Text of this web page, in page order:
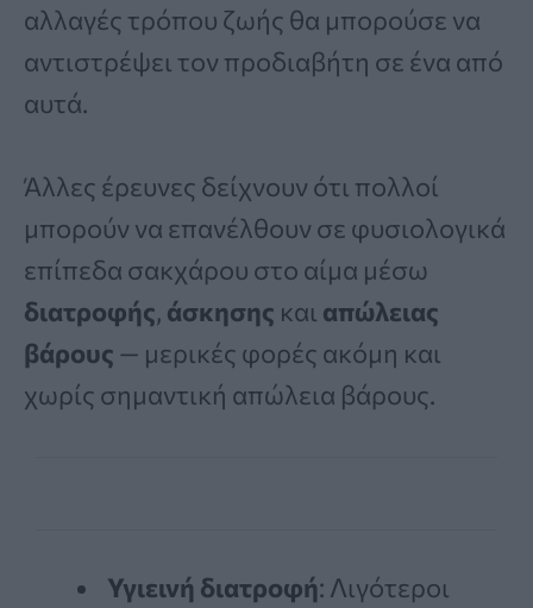
αλλαγές τρόπου ζωής θα μπορούσε να
αντιστρέψει τον προδιαβήτη σε ένα από
αυτά.
Άλλες έρευνες δείχνουν ότι πολλοί
μπορούν να επανέλθουν σε φυσιολογικά
επίπεδα σακχάρου στο αίμα μέσω
διατροφής, άσκησης και απώλειας
βάρους — μερικές φορές ακόμη και
χωρίς σημαντική απώλεια βάρους.
Υγιεινή διατροφή: Λιγότεροι